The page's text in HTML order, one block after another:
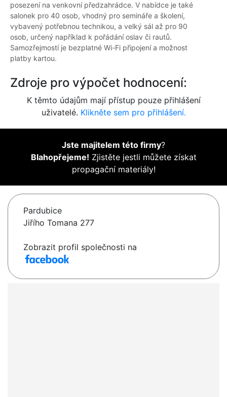
posezení na venkovní předzahrádce. V nabídce je také
salonek pro 40 osob, vhodný pro semináře a školení,
vybavený potřebnou technikou, a velký sál až pro 90
osob, určený například k pořádání oslav či rautů.
Samozřejmostí je bezplatné Wi-Fi připojení a možnost
platby kartou.
Zdroje pro výpočet hodnocení:
K těmto údajům mají přístup pouze přihlášení
uživatelé. Klikněte sem pro přihlášení.
Jste majitelem této firmy?
Blahopřejeme! Zjistěte jestli můžete získat
propagační materiály!
Pardubice
Jiřího Tomana 277
Zobrazit profil společnosti na